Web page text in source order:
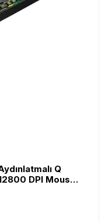
DPI Mouse